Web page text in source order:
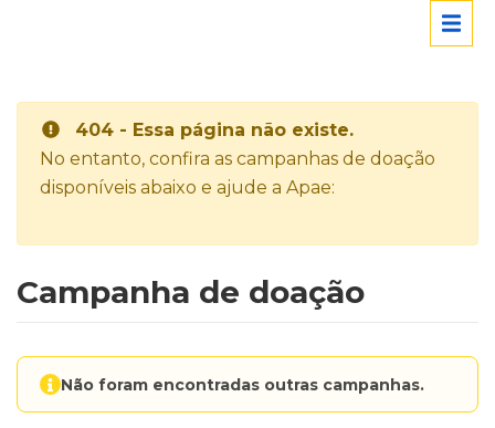
404 - Essa página não existe.
No entanto, confira as campanhas de doação
disponíveis abaixo e ajude a Apae:
Campanha de doação
Não foram encontradas outras campanhas.